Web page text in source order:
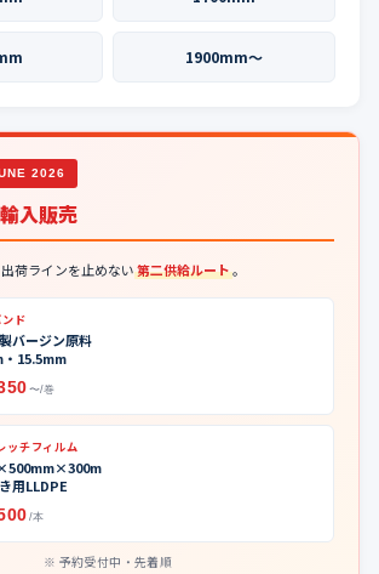
1900mm〜
2026
入販売
荷ラインを止めない第二供給ルート。
ド
バージン原料
・15.5mm
〜/巻
ッチフィルム
用LLDPE
/本
予約受付中・先着順